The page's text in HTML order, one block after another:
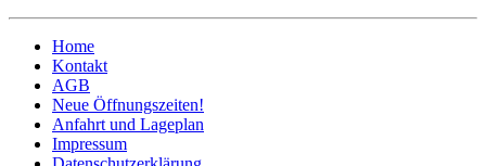
Home
Kontakt
AGB
Neue Öffnungszeiten!
Anfahrt und Lageplan
Impressum